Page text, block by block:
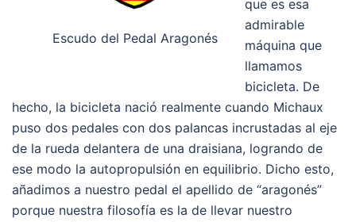
Escudo del Pedal Aragonés
que es esa
admirable
máquina que
llamamos
bicicleta. De
hecho, la bicicleta nació realmente cuando Michaux
puso dos pedales con dos palancas incrustadas al eje
de la rueda delantera de una draisiana, logrando de
ese modo la autopropulsión en equilibrio. Dicho esto,
añadimos a nuestro pedal el apellido de “aragonés”
porque nuestra filosofía es la de llevar nuestro